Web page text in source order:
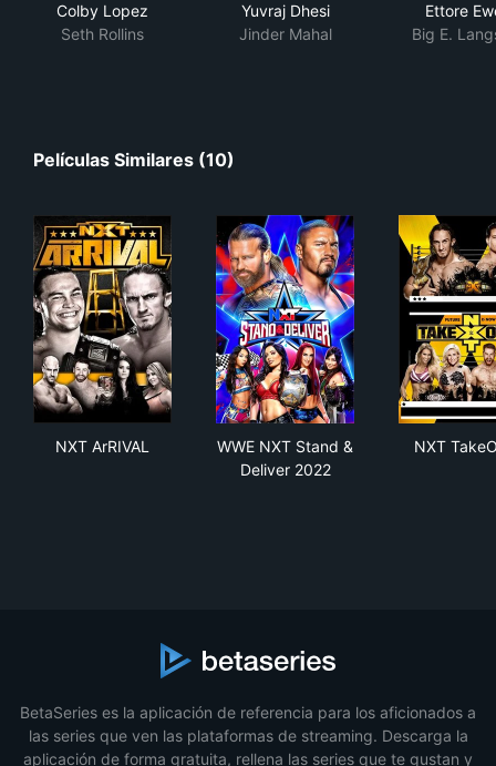
Colby Lopez
Seth Rollins
Yuvraj Dhesi
Jinder Mahal
Ettore
Big E.
Películas Similares (10)
NXT ArRIVAL
WWE NXT Stand &
Deliver 2022
NXT
BetaSeries es la aplicación de referencia para los aficionados a
las series que ven las plataformas de streaming. Descarga la
aplicación de forma gratuita, rellena las series que te gustan y